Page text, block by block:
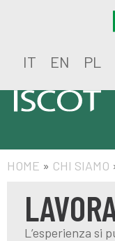
IT EN PL
HOME » CHI SIAMO
L’esperienza si